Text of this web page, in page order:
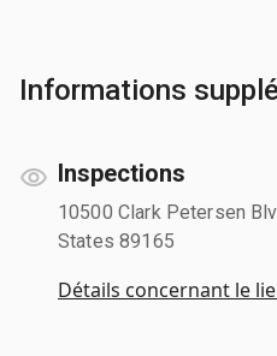
Informations
Inspections
10500 Clark Petersen
States 89165
Détails concernant le